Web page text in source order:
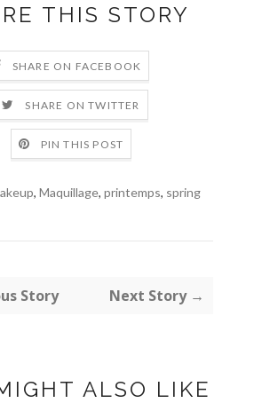
THIS STORY
SHARE ON FACEBOOK
SHARE ON TWITTER
PIN THIS POST
, Maquillage, printemps, spring
Story Next Story →
ALSO LIKE